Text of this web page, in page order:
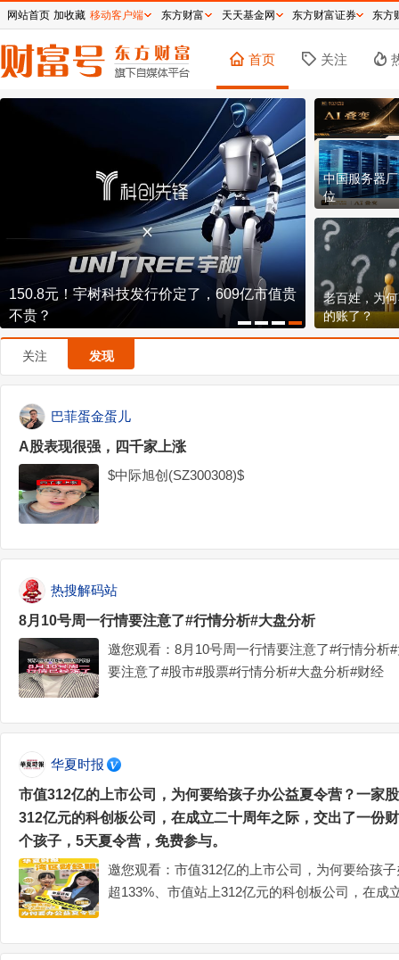
首页 关注
8天7板大牛股，突发公告！交易所：对这些股
票重点监控
中国服务器
位
老百姓，为
的账了？
关注 发现
巴菲蛋金蛋儿
A股表现很强，四千家上涨
$中际旭创(SZ300308)$
热搜解码站
8月10号周一行情要注意了#行情分析#大盘分析
邀您观看：8月10号周一行情要注意了#行情分析
要注意了#股市#股票#行情分析#大盘分析#财经
华夏时报
市值312亿的上市公司，为何要给孩子办公益夏令营？一家
312亿元的科创板公司，在成立二十周年之际，交出了一
个孩子，5天夏令营，免费参与。
邀您观看：市值312亿的上市公司，为何要给孩
超133%、市值站上312亿元的科创板公司，在成
网站首页 加收藏 移动客户端 东方财富 天天基金网 东方财富证券 东方